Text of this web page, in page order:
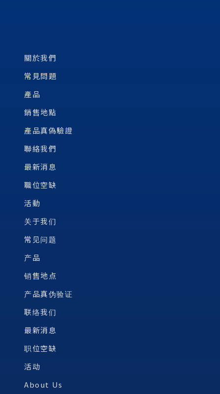
關於我們
常見問題
產品
銷售地點
產品真偽驗證
聯絡我們
最新消息
職位空缺
活動
关于我们
常见问题
产品
销售地点
产品真伪验证
联络我们
最新消息
职位空缺
活动
About Us